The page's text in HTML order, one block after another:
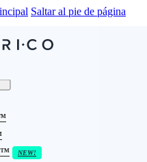
Saltar al pie de página